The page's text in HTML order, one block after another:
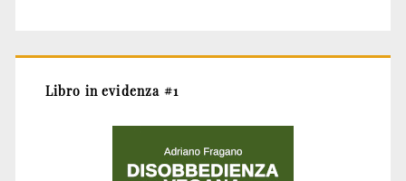
Libro in evidenza #1